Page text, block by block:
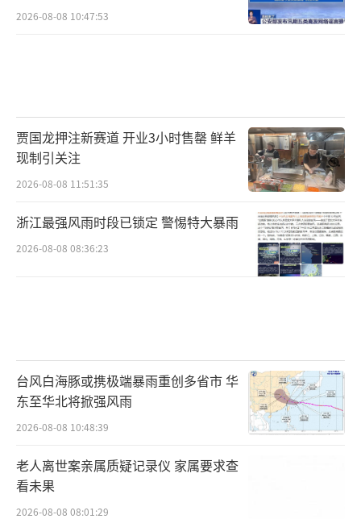
2026-08-08 10:47:53
贾国龙押注新赛道 开业3小时售罄 鲜羊
现制引关注
2026-08-08 11:51:35
浙江最强风雨时段已锁定 警惕特大暴雨
2026-08-08 08:36:23
台风白海豚或携极端暴雨重创多省市 华
东至华北将掀强风雨
2026-08-08 10:48:39
老人离世案亲属质疑记录仪 家属要求查
看未果
2026-08-08 08:01:29